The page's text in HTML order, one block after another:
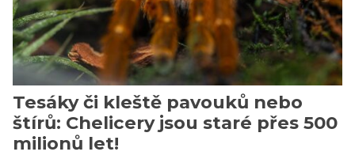
Tesáky či kleště pavouků nebo
štírů: Chelicery jsou staré přes 500
milionů let!